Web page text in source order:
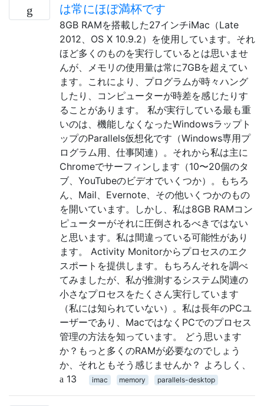
は常にほぼ満杯です
8GB RAMを搭載した27インチiMac（Late
2012、OS X 10.9.2）を使用しています。それ
ほど多くのものを実行しているとは思いませ
んが、メモリの使用量は常に7GBを超えてい
ます。これにより、プログラムが時々ハング
したり、コンピューターが時差を感じたりす
ることがあります。 私が実行している最も重
いのは、機能しなくなったWindowsラップト
ップのParallels仮想化です（Windows専用プ
ログラム用、仕事関連）。それから私は主に
Chromeでサーフィンします（10〜20個のタ
ブ、YouTubeのビデオでいくつか）。もちろ
ん、Mail、Evernote、その他いくつかのもの
を開いています。しかし、私は8GB RAMコン
ピューターがそれに圧倒されるべきではない
と思います。私は間違っている可能性があり
ます。 Activity Monitorからプロセスのエク
スポートを提供します。もちろんそれを調べ
てみましたが、私が推測するシステム関連の
小さなプロセスをたくさん実行しています
（私には知られていない）。私は長年のPCユ
ーザーであり、MacではなくPCでのプロセス
管理の方法を知っています。 どう思います
か？もっと多くのRAMが必要なのでしょう
か、それともそう感じませんか？ よろしく、
13
imac memory parallels-desktop